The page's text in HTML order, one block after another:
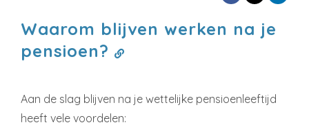
Waarom blijven werken na je
pensioen?
Aan de slag blijven na je wettelijke pensioenleeftijd
heeft vele voordelen: